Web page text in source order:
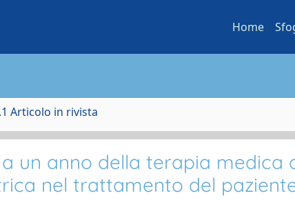
Home
Articolo in rivista
un anno della terapia medica
nel trattamento del